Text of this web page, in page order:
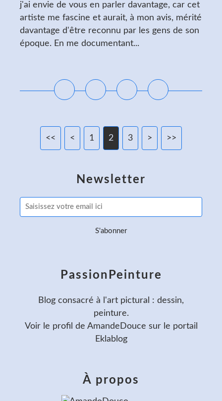
j'ai envie de vous en parler davantage, car cet
artiste me fascine et aurait, à mon avis, mérité
davantage d'être reconnu par les gens de son
époque. En me documentant...
<< < 1 2 3 > >>
Newsletter
PassionPeinture
Blog consacré à l'art pictural : dessin,
peinture.
Voir le profil de AmandeDouce sur le portail
Eklablog
À propos